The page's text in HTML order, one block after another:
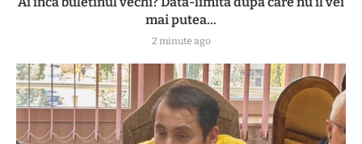
mai putea...
2 minute ago